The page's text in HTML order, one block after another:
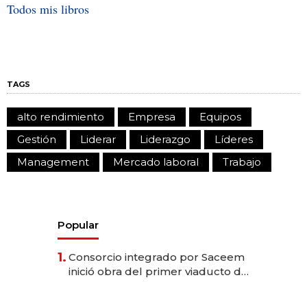
Todos mis libros
TAGS
alto rendimiento Empresa
Equipos
Gestión
Liderar Liderazgo
Líderes
Management
Mercado laboral Trabajo
Popular
1. Consorcio integrado por Saceem
inició obra del primer viaducto de